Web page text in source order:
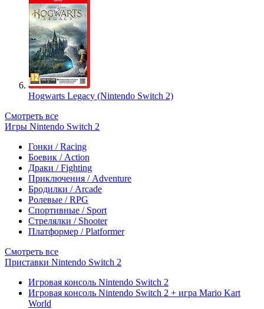
Hogwarts Legacy (Nintendo Switch 2)
Смотреть все
Игры Nintendo Switch 2
Гонки / Racing
Боевик / Action
Драки / Fighting
Приключения / Adventure
Бродилки / Arcade
Ролевые / RPG
Спортивные / Sport
Стрелялки / Shooter
Платформер / Platformer
Смотреть все
Приставки Nintendo Switch 2
Игровая консоль Nintendo Switch 2
Игровая консоль Nintendo Switch 2 + игра Mario Kart
World